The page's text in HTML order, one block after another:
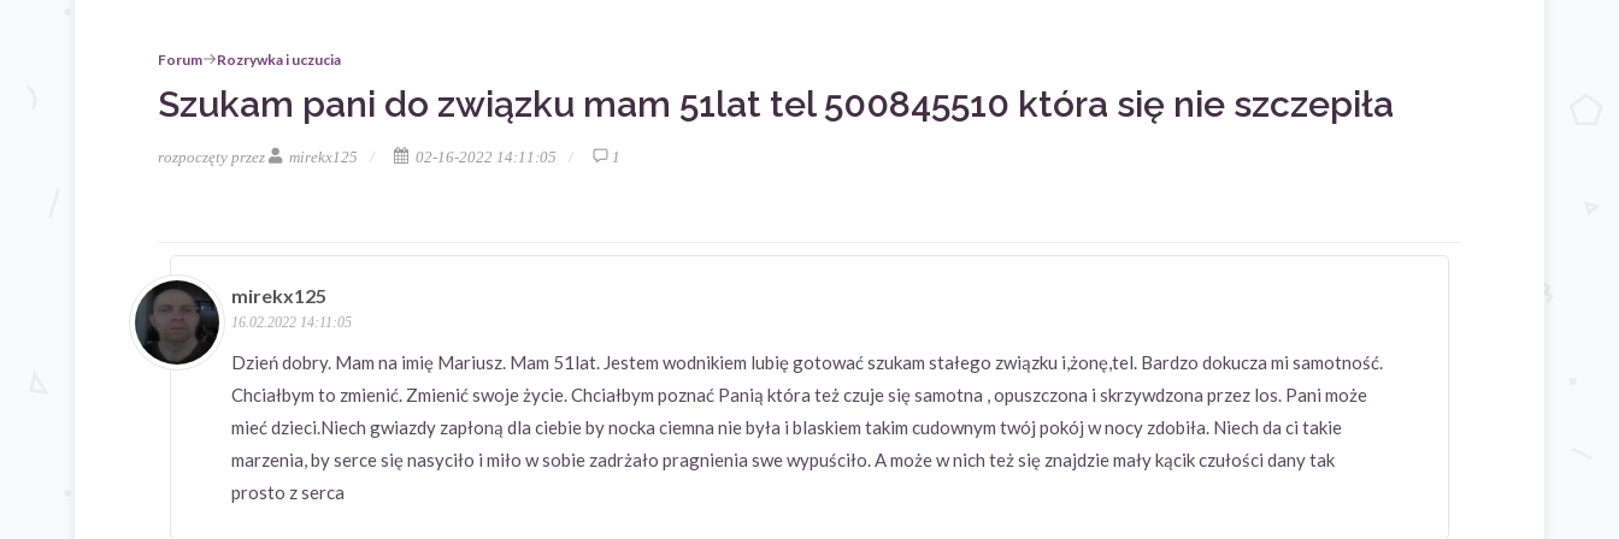
Forum Rozrywka i uczucia
Szukam pani do związku mam 51lat tel 500845510 która się nie szczepiła
rozpoczęty przez mirekx125 02-16-2022 14:11:05 1
mirekx125
16.02.2022 14:11:05
Dzień dobry. Mam na imię Mariusz. Mam 51lat. Jestem wodnikiem lubię gotować szukam stałego związku i,żonę,tel. Bardzo dokucza mi samotność.
Chciałbym to zmienić. Zmienić swoje życie. Chciałbym poznać Panią która też czuje się samotna , opuszczona i skrzywdzona przez los. Pani może
mieć dzieci.Niech gwiazdy zapłoną dla ciebie by nocka ciemna nie była i blaskiem takim cudownym twój pokój w nocy zdobiła. Niech da ci takie
marzenia, by serce się nasyciło i miło w sobie zadrżało pragnienia swe wypuściło. A może w nich też się znajdzie mały kącik czułości dany tak
prosto z serca